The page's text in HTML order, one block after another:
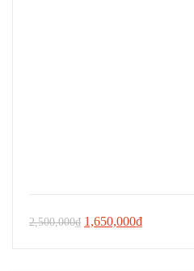
2,500,000₫ Giá
1,650,000₫Giá